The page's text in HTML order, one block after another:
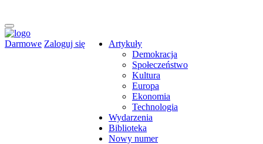
Darmowe Zaloguj się
Artykuły
Demokracja
Społeczeństwo
Kultura
Europa
Ekonomia
Technologia
Wydarzenia
Biblioteka
Nowy numer